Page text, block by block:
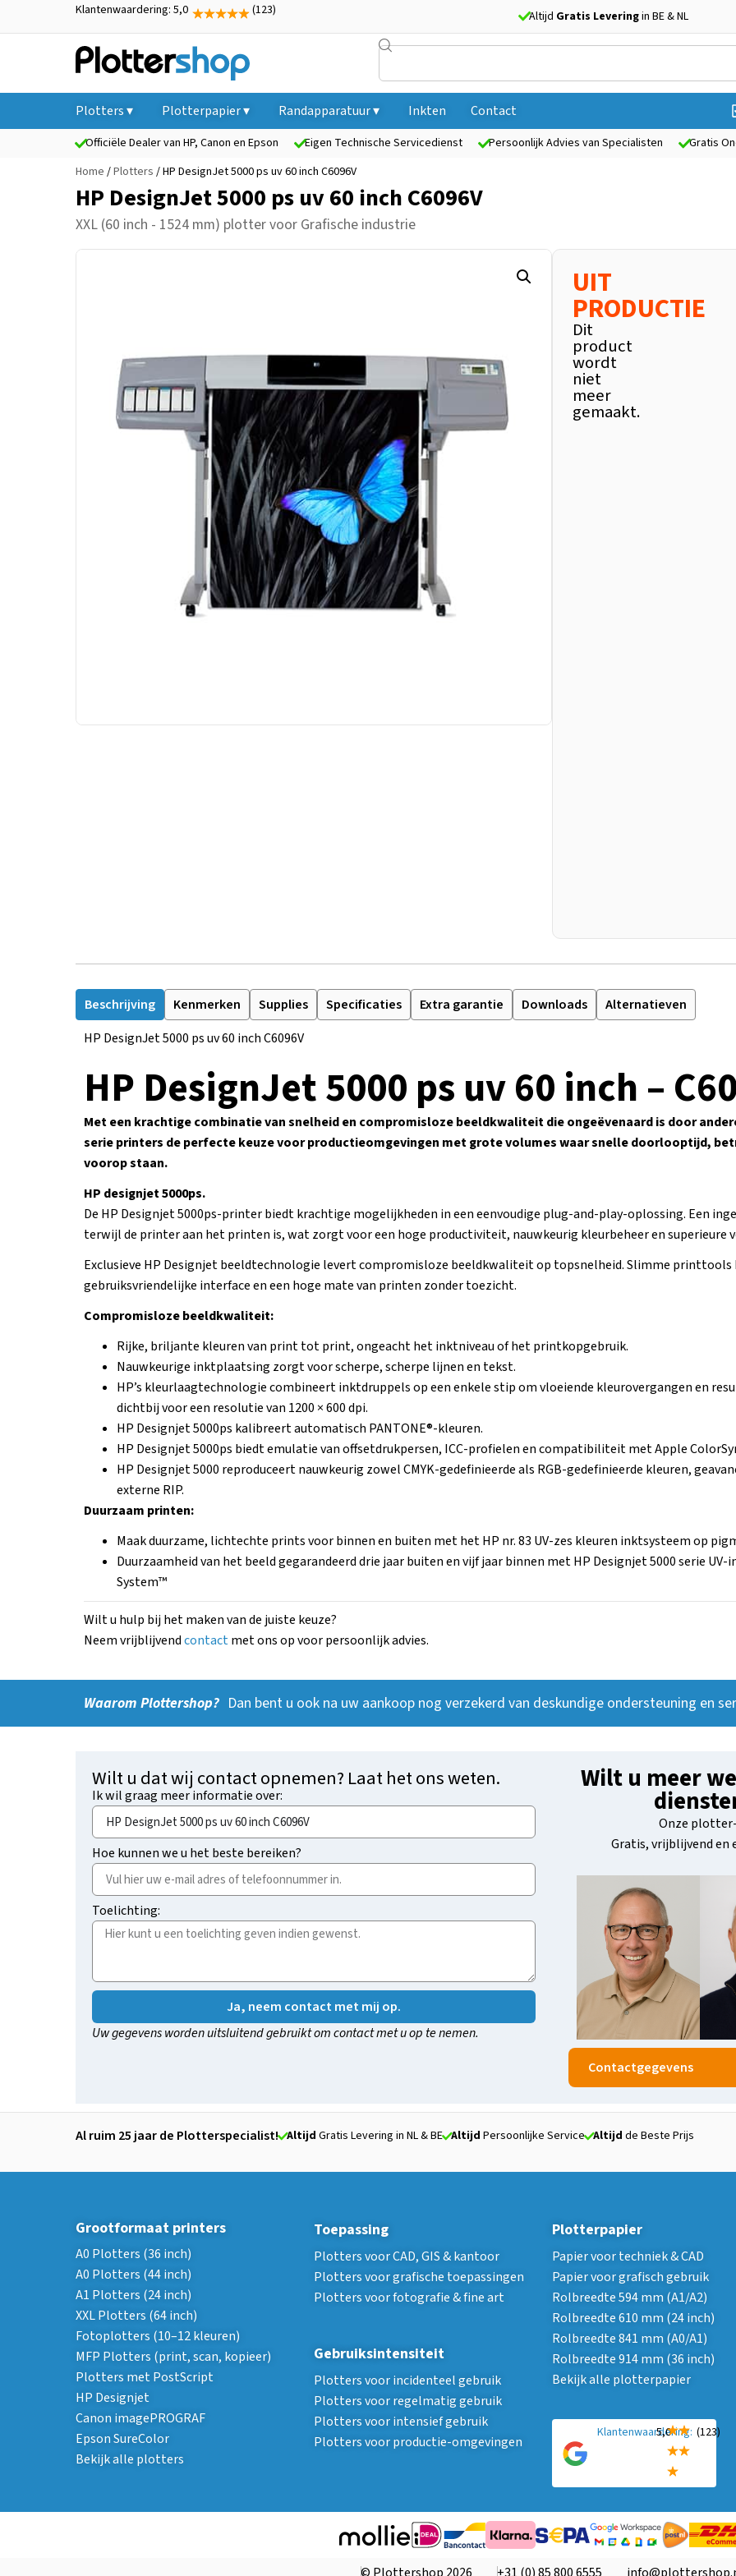
Klantenwaardering: 5,0 (123) Altijd Gratis Leveringin BE & NL
Plotters ▾ Plotterpapier ▾ Randapparatuur ▾ Inkten Contact
Officiële Dealer van HP, Canon en Epson Eigen Technische Servicedienst Persoonlijk Advies van Specialisten
Gratis
Home /Plotters / HP DesignJet 5000 ps uv 60 inch C6096V
HP DesignJet 5000 ps uv 60 inch C6096V
XXL (60 inch - 1524 mm) plottervoor Grafische industrie
UIT
PRODUCTIE
Dit
product
wordt
niet
meer
gemaakt.
Beschrijving Kenmerken Supplies Specificaties Extra garantie Downloads
Alternatieven
HP DesignJet 5000 ps uv 60 inch C6096V
HP DesignJet 5000 ps uv 60 inch –
Met een krachtige combinatie van snelheid en compromisloze beeldkwaliteit die ongeëvenaard is door
serie printers de perfecte keuze voor productieomgevingen met grote volumes waar snelle doorlooptijd,
voorop staan.
HP designjet 5000ps.
De HP Designjet 5000ps-printer biedt krachtige mogelijkheden in een eenvoudige plug-and-play-oplossing. Een
terwijl de printer aan het printen is, wat zorgt voor een hoge productiviteit, nauwkeurig kleurbeheer en superieure
Exclusieve HP Designjet beeldtechnologie levert compromisloze beeldkwaliteit op topsnelheid. Slimme
gebruiksvriendelijke interface en een hoge mate van printen zonder toezicht.
Compromisloze beeldkwaliteit:
Rijke, briljante kleuren van print tot print, ongeacht het inktniveau of het printkopgebruik.
Nauwkeurige inktplaatsing zorgt voor scherpe, scherpe lijnen en tekst.
HP’s kleurlaagtechnologie combineert inktdruppels op een enkele stip om vloeiende kleurovergangen en
dichtbij voor een resolutie van 1200 × 600 dpi.
HP Designjet 5000ps kalibreert automatisch PANTONE®-kleuren.
HP Designjet 5000ps biedt emulatie van offsetdrukpersen, ICC-profielen en compatibiliteit met Apple
HP Designjet 5000 reproduceert nauwkeurig zowel CMYK-gedefinieerde als RGB-gedefinieerde kleuren,
externe RIP.
Duurzaam printen:
Maak duurzame, lichtechte prints voor binnen en buiten met het HP nr. 83 UV-zes kleuren inktsysteem op
Duurzaamheid van het beeld gegarandeerd drie jaar buiten en vijf jaar binnen met HP Designjet 5000 serie
System™
Wilt u hulp bij het maken van de juiste keuze?
Neem vrijblijvendcontactmet ons op voor persoonlijk advies.
Waarom Plottershop? Dan bent u ook na uw aankoop nog verzekerd van deskundige ondersteuning en
Wilt u meer
Onze
Gratis, vrijblijvend en
Contactgegevens
Wilt u dat wij contact opnemen? Laat het ons weten.
Ik wil graag meer informatie over:
Hoe kunnen we u het beste bereiken?
Toelichting:
Ja, neem contact met mij op.
Uw gegevens worden uitsluitend gebruikt om contact met u op te nemen.
Al ruim 25 jaar de Plotterspecialist! Altijd Gratis Levering in NL & BE Altijd Persoonlijke Service Altijd de Beste Prijs
Grootformaat printers
A0 Plotters (36 inch)
A0 Plotters (44 inch)
A1 Plotters (24 inch)
XXL Plotters (64 inch)
Fotoplotters (10–12 kleuren)
MFP Plotters (print, scan, kopieer)
Plotters met PostScript
HP Designjet
Canon imagePROGRAF
Epson SureColor
Bekijk alle plotters
Toepassing
Plotters voor CAD, GIS & kantoor
Plotters voor grafische toepassingen
Plotters voor fotografie & fine art
Gebruiksintensiteit
Plotters voor incidenteel gebruik
Plotters voor regelmatig gebruik
Plotters voor intensief gebruik
Plotters voor productie-omgevingen
Plotterpapier
Papier voor techniek & CAD
Papier voor grafisch gebruik
Rolbreedte 594 mm (A1/A2)
Rolbreedte 610 mm (24 inch)
Rolbreedte 841 mm (A0/A1)
Rolbreedte 914 mm (36 inch)
Bekijk alle plotterpapier
Klantenwaardering:
5,0 (123)